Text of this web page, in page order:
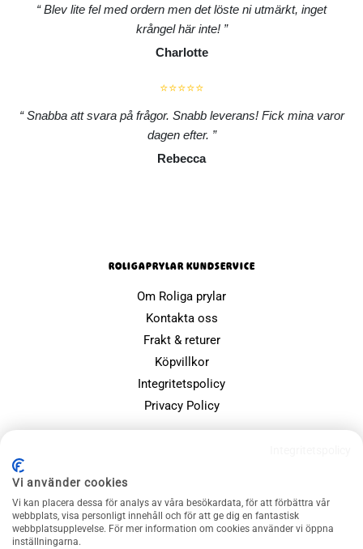
Blev lite fel med ordern men det löste ni utmärkt, inget
krångel här inte!
Charlotte
⭐⭐⭐⭐⭐
Snabba att svara på frågor. Snabb leverans! Fick mina varor
dagen efter.
Rebecca
ROLIGAPRYLAR KUNDSERVICE
Om Roliga prylar
Kontakta oss
Frakt & returer
Köpvillkor
Integritetspolicy
Privacy Policy
Julklappsspelet
Merchandise
Vi använder cookies
Vi kan placera dessa för analys av våra besökardata, för att förbättra vår
webbplats, visa personligt innehåll och för att ge dig en fantastisk
webbplatsupplevelse. För mer information om cookies använder vi öppna
inställningarna.